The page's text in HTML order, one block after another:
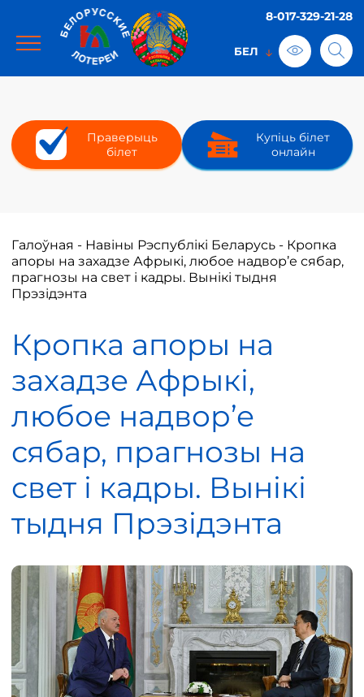
8-017-329-21-28
Праверыць
білет
Купіць білет
онлайн
Галоўная - Навіны Рэспублікі Беларусь - Кропка
апоры на захадзе Афрыкі, любое надвор’е сябар,
прагнозы на свет і кадры. Вынікі тыдня
Прэзідэнта
Кропка апоры на
захадзе Афрыкі,
любое надвор’е
сябар, прагнозы на
свет і кадры. Вынікі
тыдня Прэзідэнта